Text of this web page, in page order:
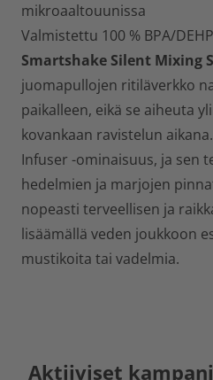
mikroaaltouunissa
Valmistettu 100 % BPA/
Smartshake Silent Mixing
juomapullojen ritiläverkko
paikalleen, eikä se aiheuta
kovankaan ravistelun
Infuser -ominaisuus, ja sen
hedelmien ja marjojen
nopeasti terveellisen ja
lisäämällä veden joukkoon
mustikoita tai vadelmia.
Aktiiviset